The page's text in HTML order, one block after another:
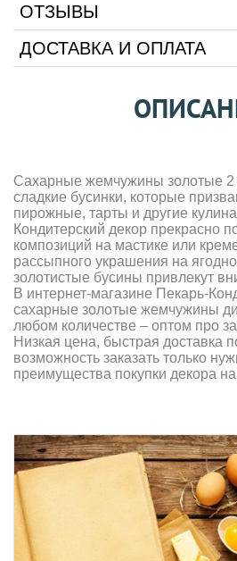
ОТЗЫВЫ
ДОСТАВКА И ОПЛАТА
Сахарные жемчужины золотые
сладкие бусинки, которые
пирожные, тарты и другие
Кондитерский декор прекрасно
композиций на мастике или
рассыпного украшения на
золотистые бусины привлекут
В интернет-магазине Пекарь-
сахарные золотые жемчужины
любом количестве – оптом про
Низкая цена, быстрая доставка
возможность заказать только
преимущества покупки декора